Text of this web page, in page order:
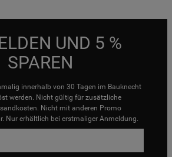
UND 5 %
SPAREN
innerhalb von 30 Tagen im Bauknecht
werden. Nicht gültig für zusätzliche
Nicht mit anderen Promo
Nur erhältlich bei erstmaliger Anmeldung.